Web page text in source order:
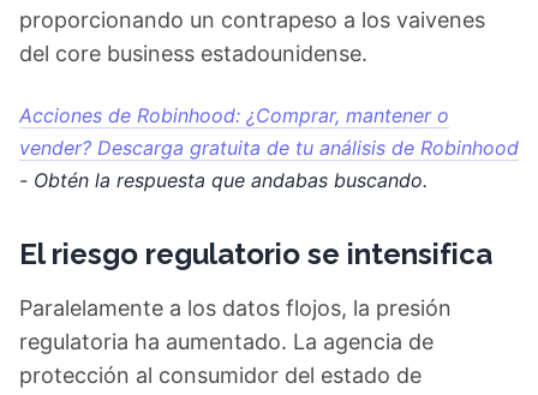
proporcionando un contrapeso a los vaivenes
del core business estadounidense.
Acciones de Robinhood: ¿Comprar, mantener o
vender? Descarga gratuita de tu análisis de Robinhood
- Obtén la respuesta que andabas buscando.
El riesgo regulatorio se intensifica
Paralelamente a los datos flojos, la presión
regulatoria ha aumentado. La agencia de
protección al consumidor del estado de